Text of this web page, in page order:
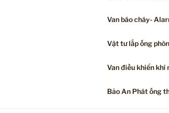
Van báo cháy-
Vật tư lắp ống
Van điều khiển khí
Bảo An Phát ống